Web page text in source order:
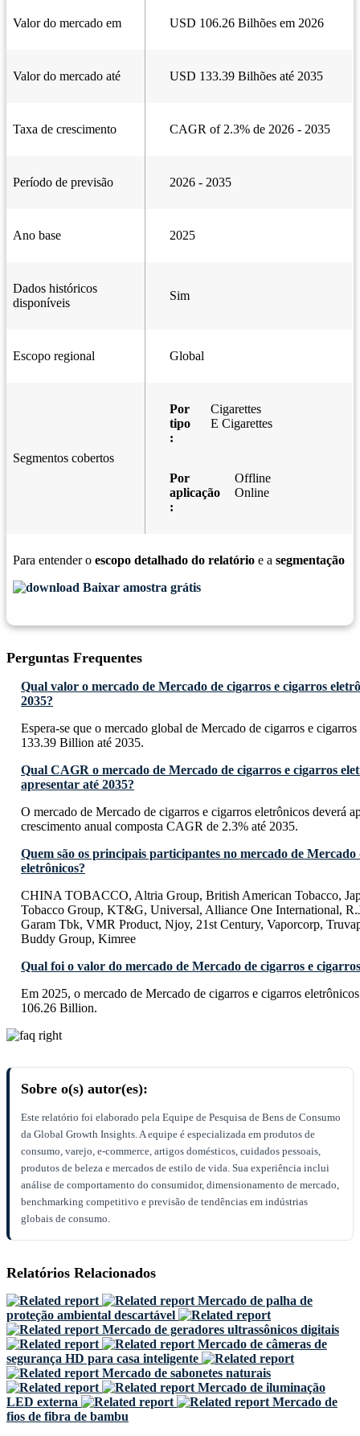
Valor do mercado em USD 106.26 Bilhões em 2026
Valor do mercado até USD 133.39 Bilhões até 2035
Taxa de crescimento CAGR of 2.3% de 2026 - 2035
Período de previsão 2026 - 2035
Ano base 2025
Dados históricos
disponíveis
Sim
Escopo regional Global
Segmentos cobertos
Por
tipo
:
Cigarettes
E Cigarettes
Por
aplicação
:
Offline
Online
Para entender o escopo detalhado do relatório e a segmentação
Baixar amostra grátis
Perguntas Frequentes
Qual valor o mercado de Mercado de cigarros e cigarros
2035?
Espera-se que o mercado global de Mercado de cigarros e
133.39 Billion até 2035.
Qual CAGR o mercado de Mercado de cigarros e cigarros
apresentar até 2035?
O mercado de Mercado de cigarros e cigarros eletrônicos deverá
crescimento anual composta CAGR de 2.3% até 2035.
Quem são os principais participantes no mercado de
eletrônicos?
CHINA TOBACCO, Altria Group, British American Tobacco,
Tobacco Group, KT&G, Universal, Alliance One International,
Garam Tbk, VMR Product, Njoy, 21st Century, Vaporcorp,
Buddy Group, Kimree
Qual foi o valor do mercado de Mercado de cigarros e
Em 2025, o mercado de Mercado de cigarros e cigarros
106.26 Billion.
Sobre o(s) autor(es):
Este relatório foi elaborado pela Equipe de Pesquisa de Bens de Consumo
da Global Growth Insights. A equipe é especializada em produtos de
consumo, varejo, e-commerce, artigos domésticos, cuidados pessoais,
produtos de beleza e mercados de estilo de vida. Sua experiência inclui
análise de comportamento do consumidor, dimensionamento de mercado,
benchmarking competitivo e previsão de tendências em indústrias
globais de consumo.
Relatórios Relacionados
Mercado de palha de
proteção ambiental descartável
Mercado de geradores ultrassônicos digitais
Mercado de câmeras de
segurança HD para casa inteligente
Mercado de sabonetes naturais
Mercado de iluminação
LED externa
Mercado de
fios de fibra de bambu